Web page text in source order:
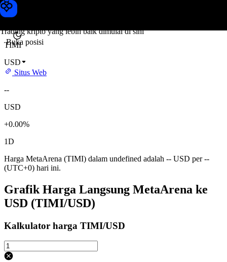
Trading kripto yang lebih baik dimulai di sini
Buka posisi
Harga MetaArena
TIMI
USD
Situs Web
--
USD
+0.00%
1D
Harga MetaArena (TIMI) dalam undefined adalah -- USD per --
(UTC+0) hari ini.
Grafik Harga Langsung MetaArena ke
USD (TIMI/USD)
Kalkulator harga TIMI/USD